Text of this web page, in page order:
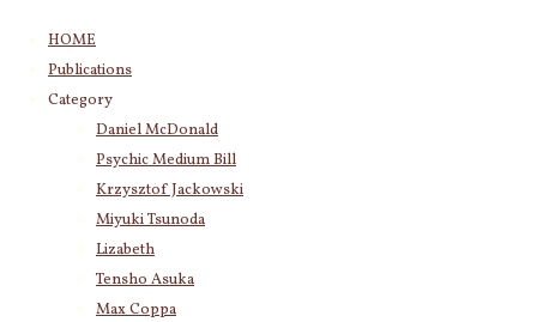
HOME
Publications
Category
Daniel McDonald
Psychic Medium Bill
Krzysztof Jackowski
Miyuki Tsunoda
Lizabeth
Tensho Asuka
Max Coppa